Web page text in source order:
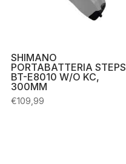
SHIMANO
PORTABATTERIA STEPS
BT-E8010 W/O KC,
300MM
€109,99